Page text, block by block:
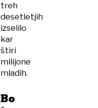
treh
desetletjih
izselilo
kar
štiri
milijone
mladih.
Bo